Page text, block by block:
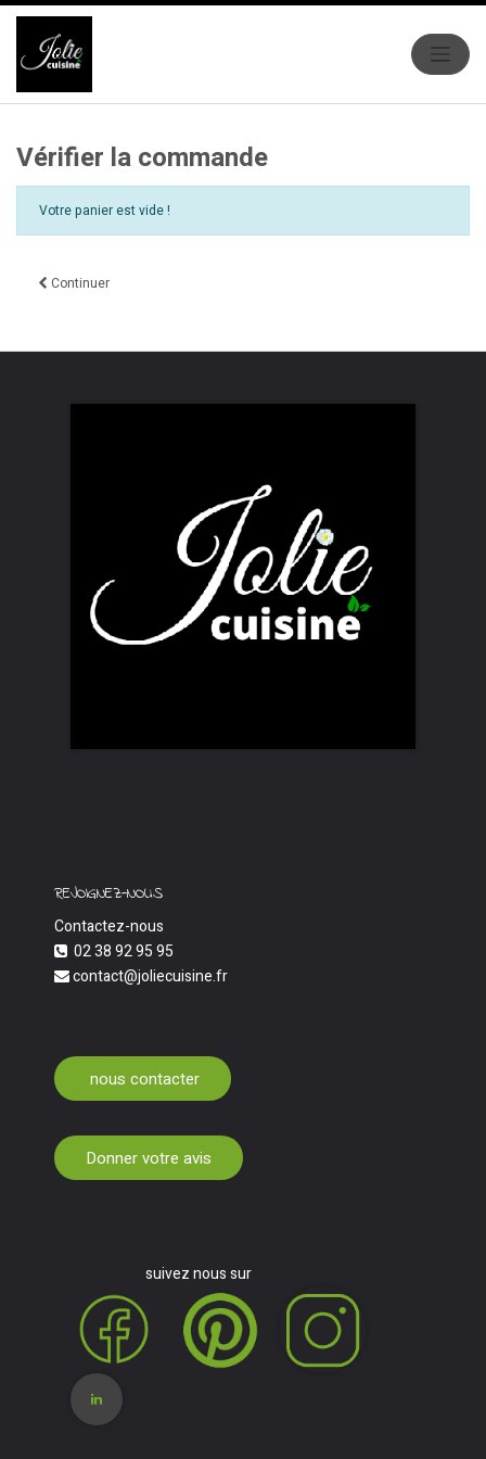
Vérifier la commande
Votre panier est vide !
Continuer
REJOIGNEZ-NOUS
Contactez-nous
02 38 92 95 95
contact@joliecuisine.fr
nous contacter
Donner votre avis
suivez nous sur